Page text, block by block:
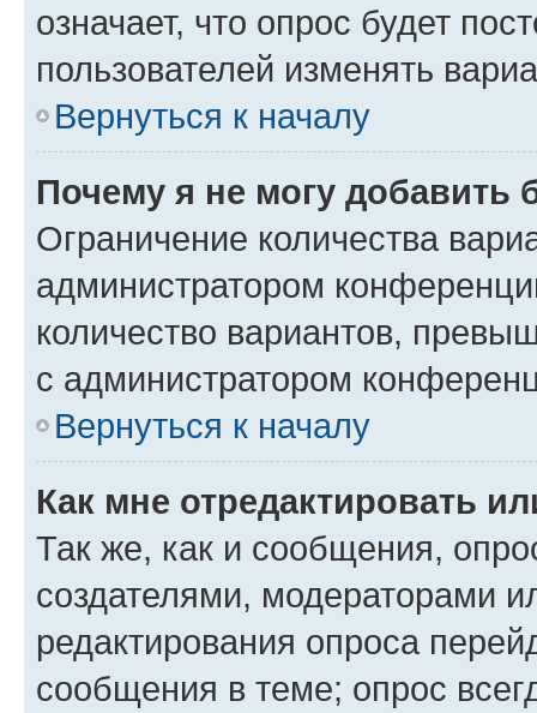
означает, что опрос будет
пользователей изменять
Вернуться к началу
Почему я не могу добавить
Ограничение количества
администратором
количество вариантов,
с администратором
Вернуться к началу
Как мне отредактировать
Так же, как и сообщения,
создателями, модераторами
редактирования опроса
сообщения в теме; опрос